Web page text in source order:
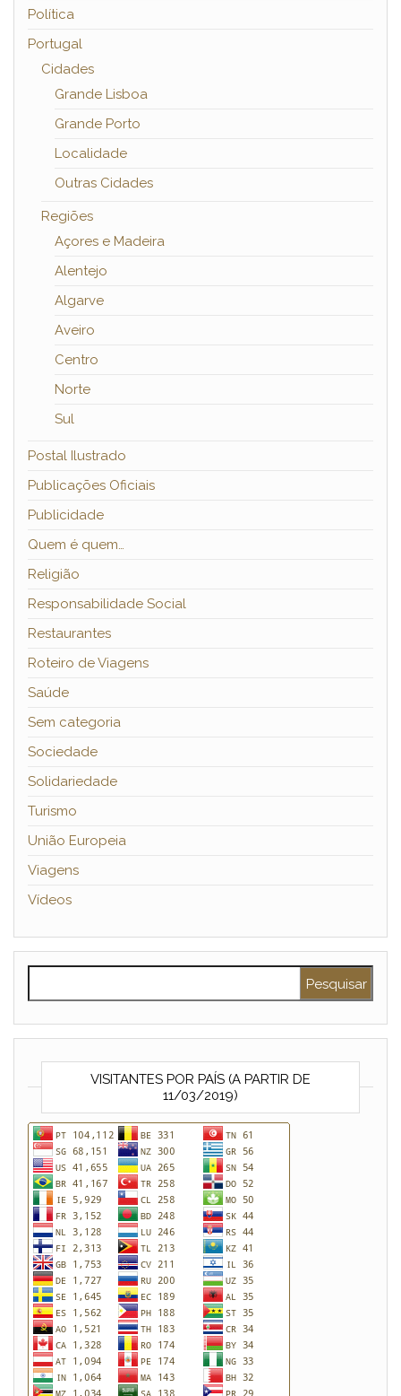
Política
Portugal
Cidades
Grande Lisboa
Grande Porto
Localidade
Outras Cidades
Regiões
Açores e Madeira
Alentejo
Algarve
Aveiro
Centro
Norte
Sul
Postal Ilustrado
Publicações Oficiais
Publicidade
Quem é quem…
Religião
Responsabilidade Social
Restaurantes
Roteiro de Viagens
Saúde
Sem categoria
Sociedade
Solidariedade
Turismo
União Europeia
Viagens
Vídeos
VISITANTES POR PAÍS (A PARTIR DE
11/03/2019)